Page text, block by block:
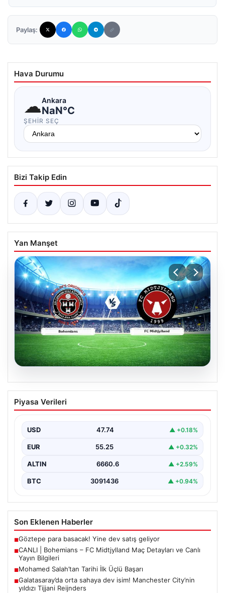
Paylaş:
Hava Durumu
☁Ankara
NaN°C
ŞEHIR SEÇ
Bizi Takip Edin
Yan Manşet
06.08.2026
CANLI | Bohemians – FC Midtjylland
Maç Detayları ve Canlı Yayın Bilgileri
Ağustos 2026 tarihinde Dublin’deki Dalymount…
Piyasa Verileri
USD 47.74 ▲ +0.18%
EUR 55.25 ▲ +0.32%
ALTIN 6660.6 ▲ +2.59%
BTC 3091436 ▲ +0.94%
Son Eklenen Haberler
■Göztepe para basacak! Yine dev satış geliyor
■CANLI | Bohemians – FC Midtjylland Maç Detayları ve Canlı
Yayın Bilgileri
■Mohamed Salah’tan Tarihi İlk Üçlü Başarı
■Galatasaray’da orta sahaya dev isim! Manchester City’nin
yıldızı Tijjani Reijnders